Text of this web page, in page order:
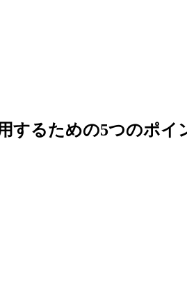
するための5つのポイ